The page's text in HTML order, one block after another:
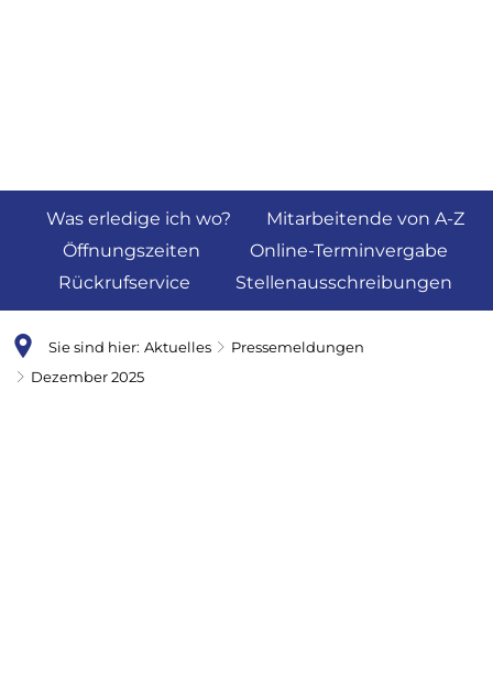
Was erledige ich wo?
Mitarbeitende von A-Z
Öffnungszeiten
Online-Terminvergabe
Rückrufservice
Stellenausschreibungen
Sie sind hier: Aktuelles
Pressemeldungen
Dezember 2025